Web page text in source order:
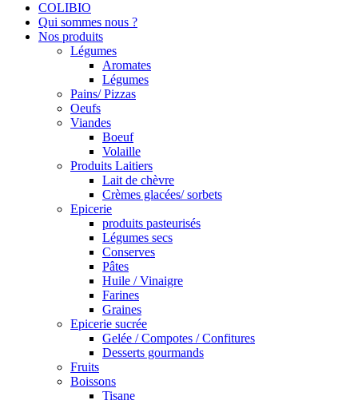
COLIBIO
Qui sommes nous ?
Nos produits
Légumes
Aromates
Légumes
Pains/ Pizzas
Oeufs
Viandes
Boeuf
Volaille
Produits Laitiers
Lait de chèvre
Crèmes glacées/ sorbets
Epicerie
produits pasteurisés
Légumes secs
Conserves
Pâtes
Huile / Vinaigre
Farines
Graines
Epicerie sucrée
Gelée / Compotes / Confitures
Desserts gourmands
Fruits
Boissons
Tisane